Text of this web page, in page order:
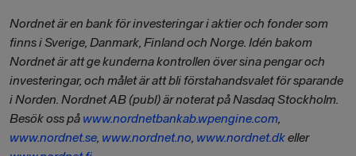
Nordnet är en bank för investeringar i aktier och fonder som
finns i Sverige, Danmark, Finland och Norge. Idén bakom
Nordnet är att ge kunderna kontrollen över sina pengar och
investeringar, och målet är att bli förstahandsvalet för sparande
i Norden. Nordnet AB (publ) är noterat på Nasdaq Stockholm.
Besök oss på www.nordnetbankab.wpengine.com,
www.nordnet.se, www.nordnet.no, www.nordnet.dkeller